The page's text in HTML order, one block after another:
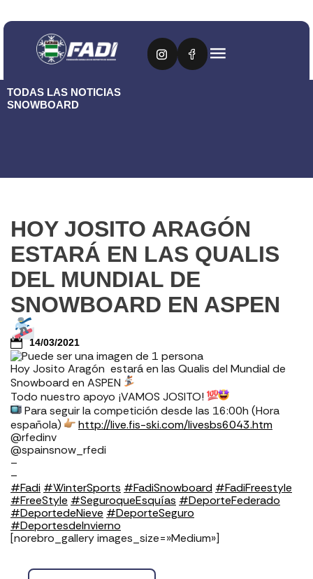
TODAS LAS NOTICIAS
SNOWBOARD
HOY JOSITO ARAGÓN
ESTARÁ EN LAS QUALIS
DEL MUNDIAL DE
SNOWBOARD EN ASPEN
14/03/2021
Hoy Josito Aragón estará en las Qualis del Mundial de
Snowboard en ASPEN
Todo nuestro apoyo ¡VAMOS JOSITO!
Para seguir la competición desde las 16:00h (Hora
española)
http://live.fis-ski.com/livesbs6043.htm
@rfedinv
@spainsnow_rfedi
–
–
#Fadi #WinterSports #FadiSnowboard #FadiFreestyle
#FreeStyle #SeguroqueEsquías #DeporteFederado
#DeportedeNieve #DeporteSeguro
#DeportesdeInvierno
[norebro_gallery images_size=»Medium»]